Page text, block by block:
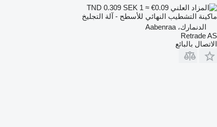
SEK 1 ≈ €0.09
ماكينة التشطيب النهائي للأسطح - آلة التجليخ
الدنمارك، Aabenraa
Retrade AS
الاتصال بالبائع